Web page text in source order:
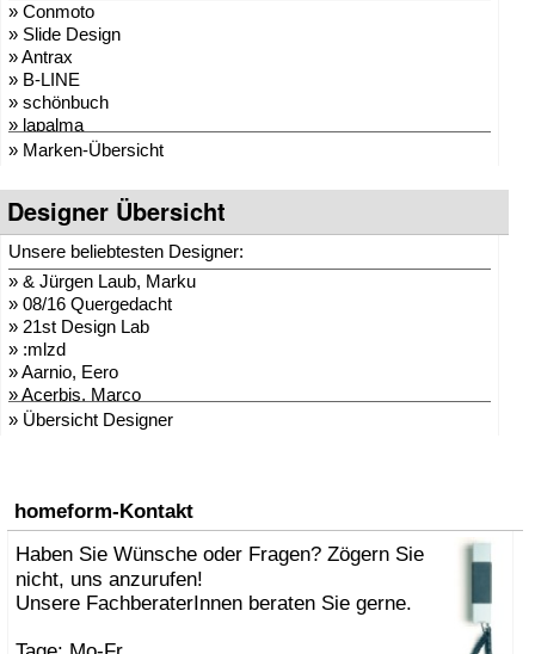
» Conmoto
» Slide Design
»Antrax
» B-LINE
» schönbuch
» lapalma
» moree
»Weishäupl
»Sitting Bull
»more
»CARMA Plaids
» MyYour
» Flux
» rephorm
» serralunga 1825
»euro3plast
»OpinionCIATTI
» Bensen
»Atmosphere
»AKARI-Design
»El Casco
»Stiletto
» Safretti
»next Design
» Marken-Übersicht
Designer Übersicht
Unsere beliebtesten Designer:
» & Jürgen Laub, Marku
» 08/16 Quergedacht
» 21st Design Lab
» :mlzd
»Aarnio, Eero
»Acerbis, Marco
» Adam + Harborth
»AK47 Team
»Alberto Brogliato
»Alberto Fabbian
»Alex Sachetti
» Alexander Schenk
»amei
» Übersicht Designer
homeform-Kontakt
Haben Sie Wünsche oder Fragen? Zögern Sie
nicht, uns anzurufen!
Unsere FachberaterInnen beraten Sie gerne.